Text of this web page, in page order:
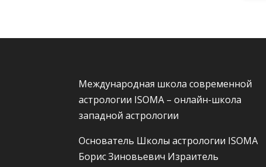
Международная школа современной
астрологии ISOMA – онлайн-школа
западной астрологии
Основатель Школы астрологии ISOMA
Борис Зиновьевич Израитель